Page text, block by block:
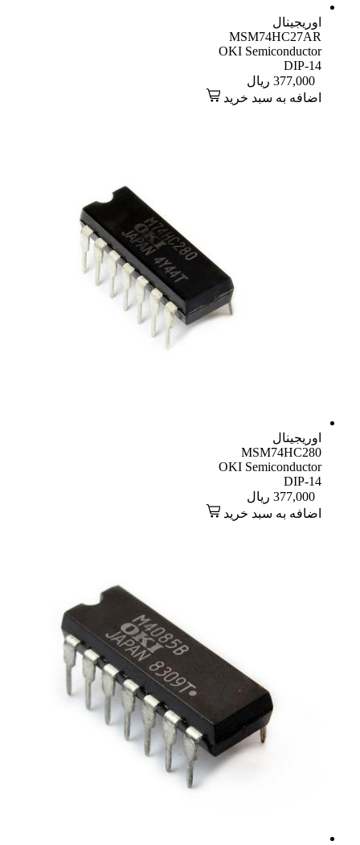
اوریجینال
MSM74HC27AR
OKI Semiconductor
DIP-14
377,000 ریال
اضافه به سبد خرید
اوریجینال
MSM74HC280
OKI Semiconductor
DIP-14
377,000 ریال
اضافه به سبد خرید